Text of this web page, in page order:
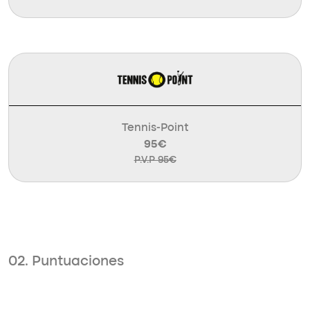
Tennis-Point
95€
P.V.P 95€
02. Puntuaciones